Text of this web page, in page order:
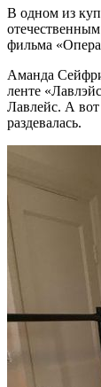
В одном из
фильма
Аманда
ленте
Лавлейс. А
раздевалась.